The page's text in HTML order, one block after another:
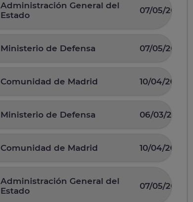
Administración General del
Estado
07/05/2026
Ministerio de Defensa 07/05/2025
Comunidad de Madrid 10/04/2025
Ministerio de Defensa 06/03/2026
Comunidad de Madrid 10/04/2025
Administración General del
Estado
07/05/2026